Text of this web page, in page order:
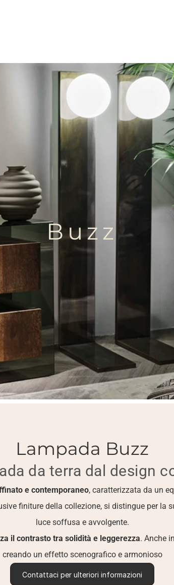
Buzz
Lampada Buzz
da terra dal design
e contemporaneo, caratterizzata da un
finiture della collezione, si distingue per la
luce soffusa e avvolgente.
il contrasto tra solidità e leggerezza. Anche
creando un effetto scenografico e armonioso
Contattaci per ulteriori informazioni